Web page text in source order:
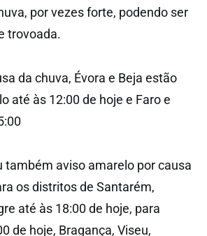
por vezes forte, podendo ser
trovoada.
da chuva, Évora e Beja estão
até às 12:00 de hoje e Faro e
também aviso amarelo por causa
os distritos de Santarém,
até às 18:00 de hoje, para
de hoje, Bragança, Viseu,